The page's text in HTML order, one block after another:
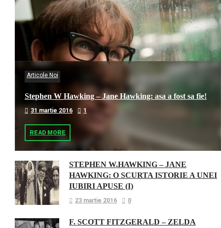
Articole Noi
Stephen W Hawking – Jane Hawking: asa a fost sa fie!
31 martie 2016 1
READ MORE
STEPHEN W.HAWKING – JANE
HAWKING: O SCURTA ISTORIE A UNEI
IUBIRI APUSE (I)
23 martie 2016 0
F. SCOTT FITZGERALD – ZELDA